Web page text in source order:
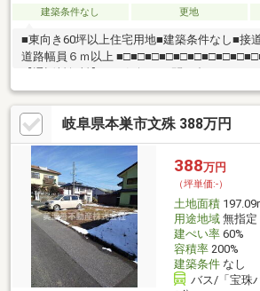
建築条件なし 更地
■東向き60坪以上住宅用地■建築条件なし■接
道路幅員６ｍ以上
【通話料無料】へお気軽にお問い合わせくだ
色い店舗・黄色い看板・黄色い車を見かけた
私たちが美濃善不動産です！岐阜を知ってい
スパート！土地探しも住まい探しも建築も不
せ下さい。■売買保有物件1000件以上！
岐阜県本巣市文殊 388万円
388万円
（坪単価:-）
土地面積
用途地域無指定
建ぺい率60%
容積率200%
建築条件なし
バス/「宝珠